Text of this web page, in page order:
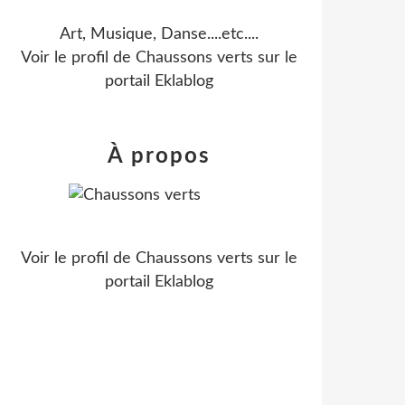
Art, Musique, Danse....etc....
Voir le profil de Chaussons verts sur le
portail Eklablog
À propos
Voir le profil de Chaussons verts sur le
portail Eklablog